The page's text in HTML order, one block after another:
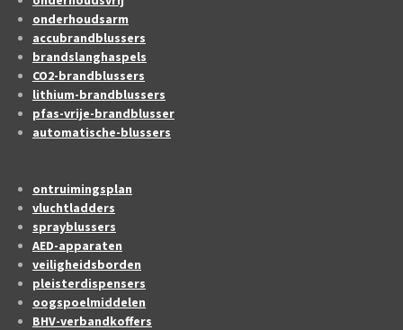
onderhoudsarm
accubrandblussers
brandslanghaspels
CO2-brandblussers
lithium-brandblussers
pfas-vrije-brandblusser
automatische-blussers
ontruimingsplan
vluchtladders
sprayblussers
AED-apparaten
veiligheidsborden
pleisterdispensers
oogspoelmiddelen
BHV-verbandkoffers